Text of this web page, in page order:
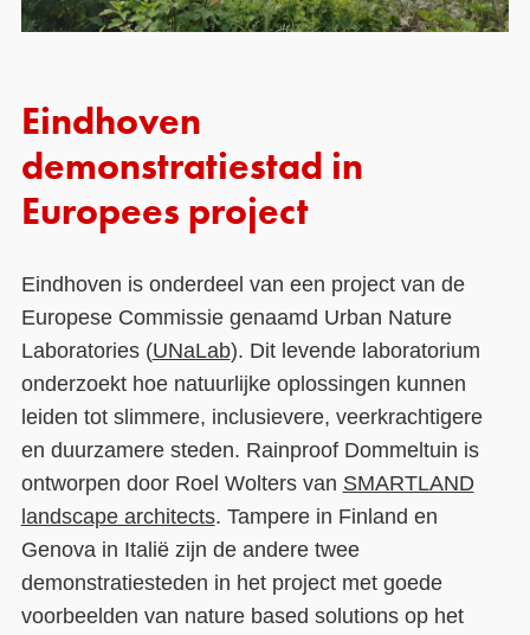
Eindhoven
demonstratiestad in
Europees project
Eindhoven is onderdeel van een project van de
Europese Commissie genaamd Urban Nature
Laboratories (UNaLab). Dit levende laboratorium
onderzoekt hoe natuurlijke oplossingen kunnen
leiden tot slimmere, inclusievere, veerkrachtigere
en duurzamere steden. Rainproof Dommeltuin is
ontworpen door Roel Wolters van SMARTLAND
landscape architects. Tampere in Finland en
Genova in Italië zijn de andere twee
demonstratiesteden in het project met goede
voorbeelden van nature based solutions op het